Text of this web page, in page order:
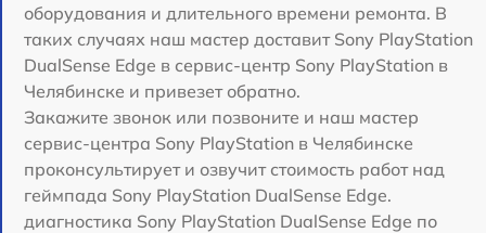
оборудования и длительного времени ремонта. В
таких случаях наш мастер доставит Sony PlayStation
DualSense Edge в сервис-центр Sony PlayStation в
Челябинске и привезет обратно.
Закажите звонок или позвоните и наш мастер
сервис-центра Sony PlayStation в Челябинске
проконсультирует и озвучит стоимость работ над
геймпада Sony PlayStation DualSense Edge.
диагностика Sony PlayStation DualSense Edge по